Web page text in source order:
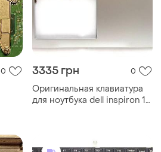
0 3335 грн 0
Оригинальная клавиатура
для ноутбука dell inspiron 15